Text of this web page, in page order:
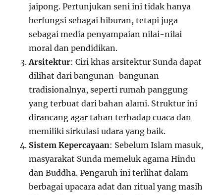
jaipong. Pertunjukan seni ini tidak hanya
berfungsi sebagai hiburan, tetapi juga
sebagai media penyampaian nilai-nilai
moral dan pendidikan.
Arsitektur: Ciri khas arsitektur Sunda dapat
dilihat dari bangunan-bangunan
tradisionalnya, seperti rumah panggung
yang terbuat dari bahan alami. Struktur ini
dirancang agar tahan terhadap cuaca dan
memiliki sirkulasi udara yang baik.
Sistem Kepercayaan: Sebelum Islam masuk,
masyarakat Sunda memeluk agama Hindu
dan Buddha. Pengaruh ini terlihat dalam
berbagai upacara adat dan ritual yang masih